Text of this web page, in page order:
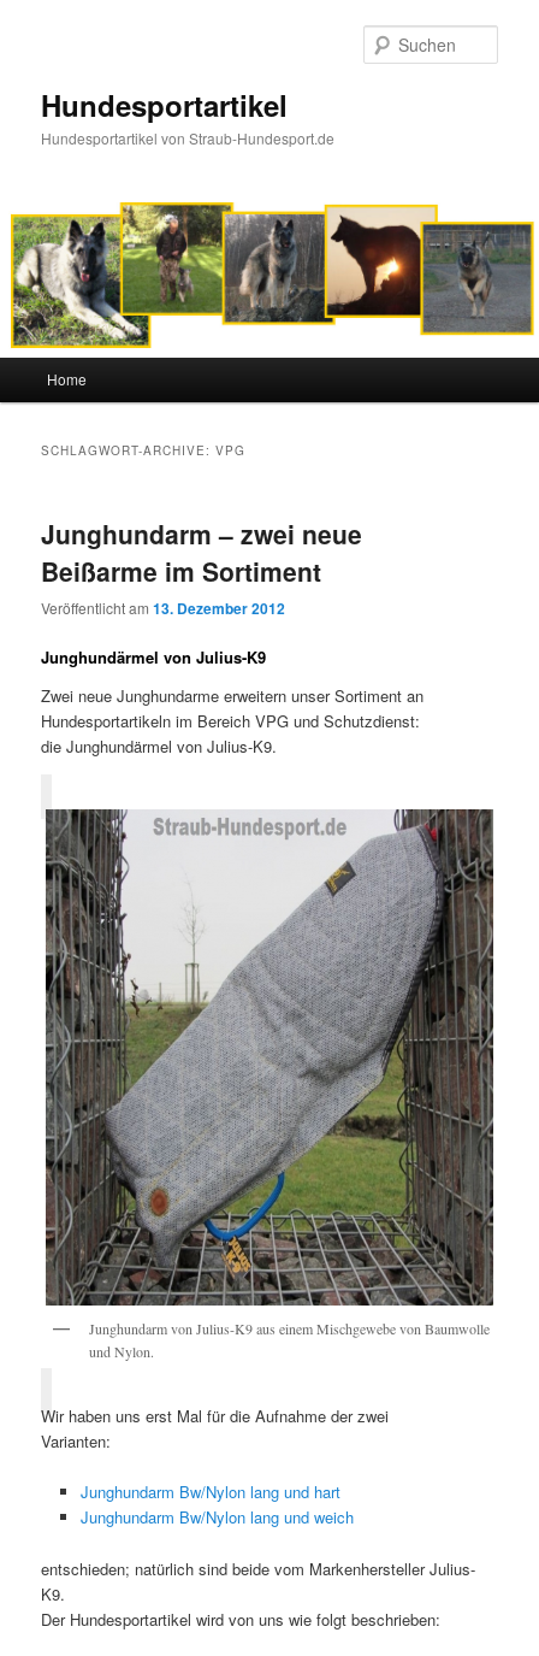
Hundesportartikel
Hundesportartikel von Straub-Hundesport.de
Zum Inhalt wechseln
Zum sekundären Inhalt wechseln
Home
SCHLAGWORT-ARCHIVE:VPG
Junghundarm – zwei neue
Beißarme im Sortiment
Veröffentlicht am13. Dezember 2012
Junghundärmel von Julius-K9
Zwei neue Junghundarme erweitern unser Sortiment an
Hundesportartikeln im Bereich VPG und Schutzdienst:
die Junghundärmel von Julius-K9.
Junghundarm von Julius-K9 aus einem Mischgewebe von Baumwolle
und Nylon.
Wir haben uns erst Mal für die Aufnahme der zwei
Varianten:
Junghundarm Bw/Nylon lang und hart
Junghundarm Bw/Nylon lang und weich
entschieden; natürlich sind beide vom Markenhersteller Julius-
K9.
Der Hundesportartikel wird von uns wie folgt beschrieben: